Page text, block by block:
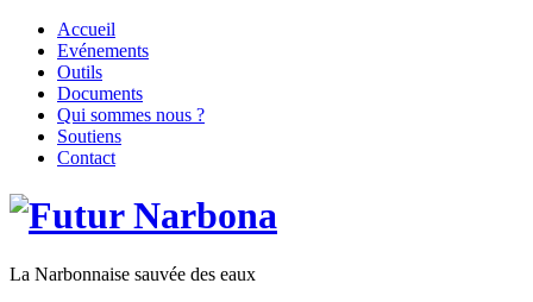
Accueil
Evénements
Outils
Documents
Qui sommes nous ?
Soutiens
Contact
La Narbonnaise sauvée des eaux